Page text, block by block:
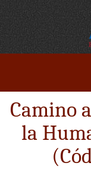
Camino
la